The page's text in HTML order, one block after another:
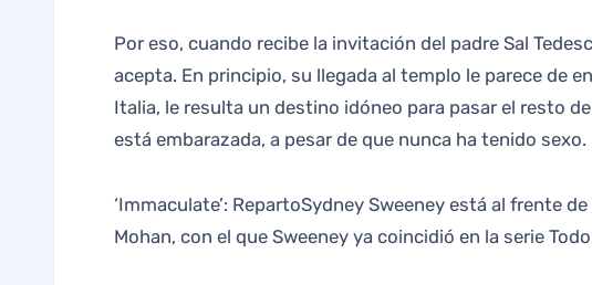
Por eso, cuando recibe la invitación del padre Sal
acepta. En principio, su llegada al templo le parece de
Italia, le resulta un destino idóneo para pasar el resto
está embarazada, a pesar de que nunca ha tenido sexo.
‘Immaculate’: RepartoSydney Sweeney está al frente
Mohan, con el que Sweeney ya coincidió en la serie